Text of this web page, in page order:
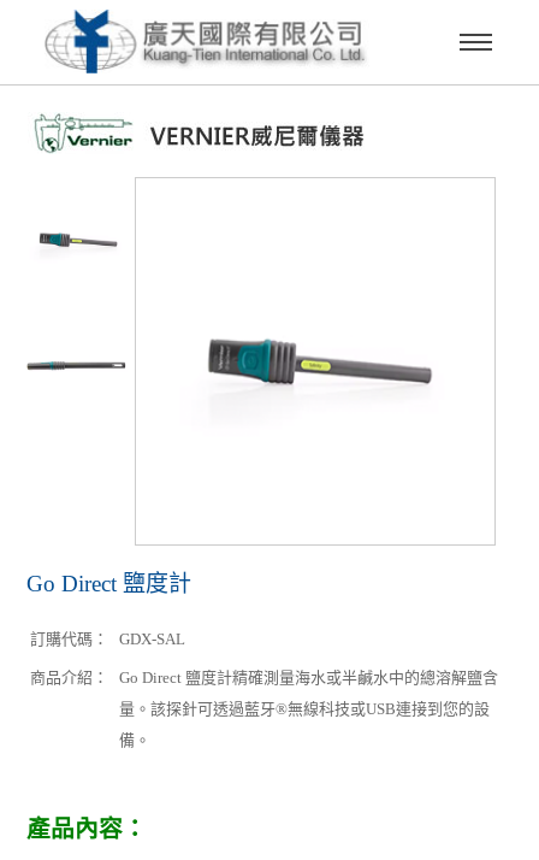
Go Direct 鹽度計
訂購代碼： GDX-SAL
商品介紹：
Go Direct 鹽度計精確測量海水或半鹹水中的總溶解鹽含
量。該探針可透過藍牙®無線科技或USB連接到您的設
備。
產品內容：